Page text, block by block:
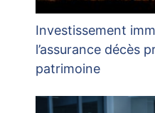
Investissement
l’assurance décès
patrimoine